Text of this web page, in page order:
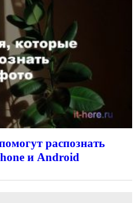
распознать
и Android